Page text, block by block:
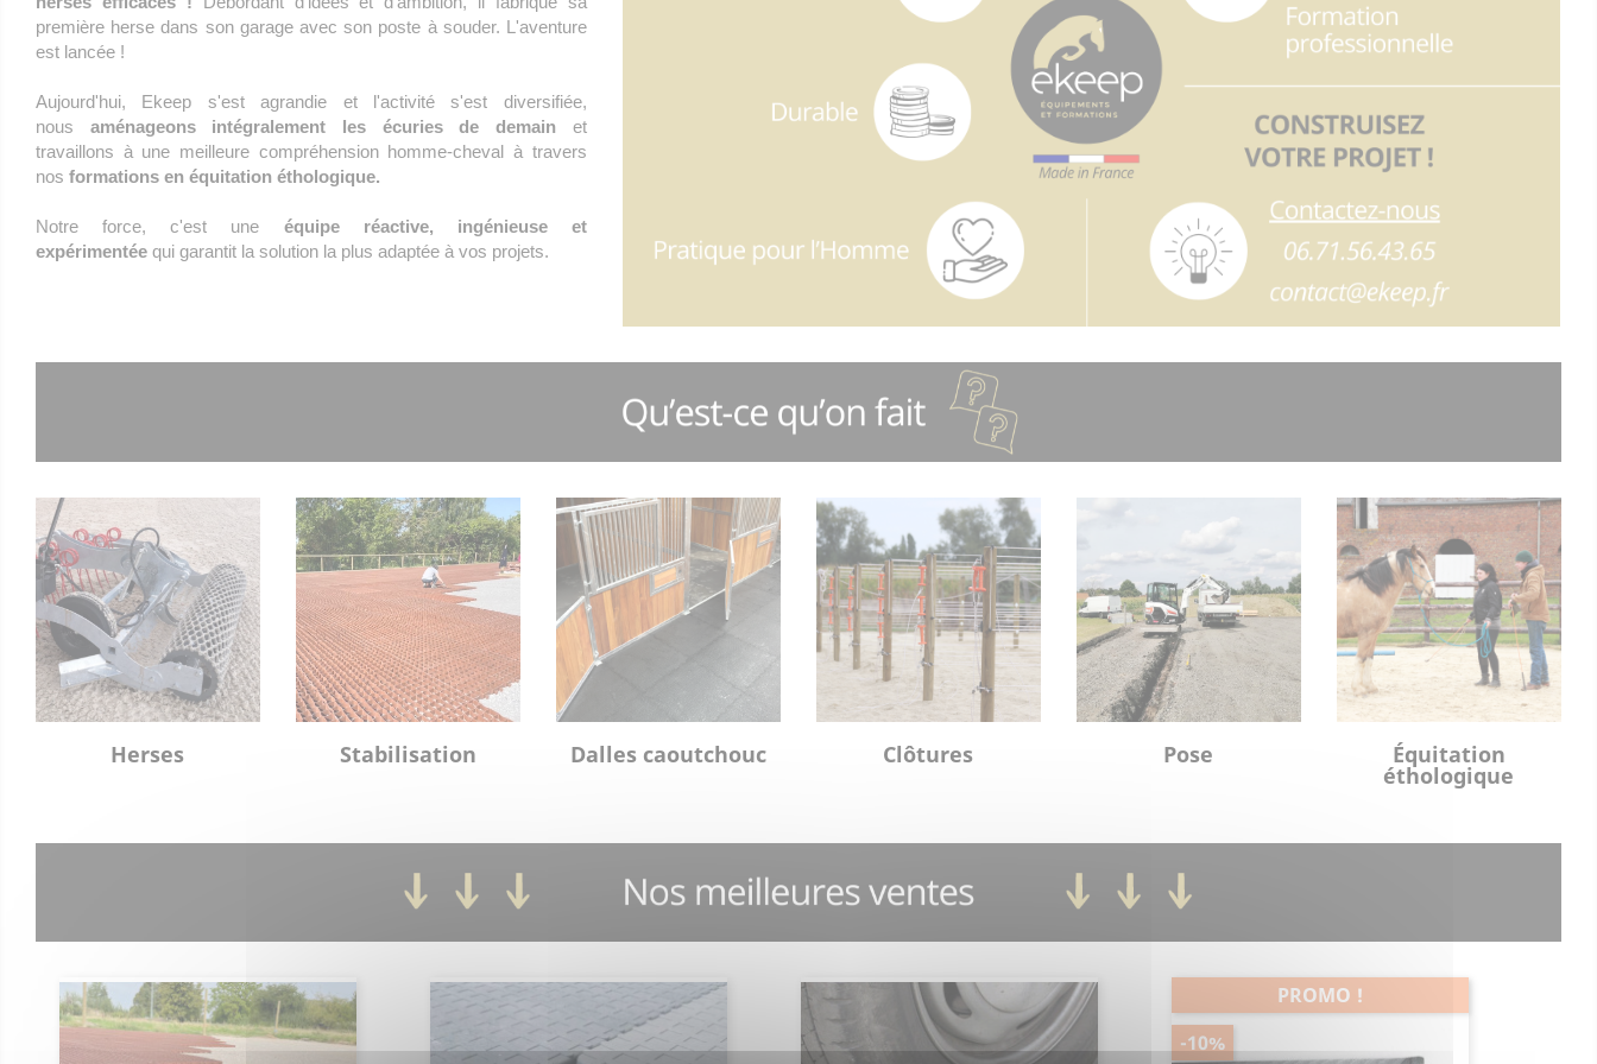
première herse dans son garage avec son poste à souder. L'aventure
est lancée !
Aujourd'hui, Ekeep s'est agrandie et l'activité s'est diversifiée,
nous aménageons intégralement les écuries de demain et
travaillons à une meilleure compréhension homme-cheval à travers
nos formations en équitation éthologique.
Notre force, c'est une équipe réactive, ingénieuse et
expérimentée qui garantit la solution la plus adaptée à vos projets.
Herses Stabilisation Dalles caoutchouc Clôtures Pose Équitation
éthologique
PROMO !
-10%